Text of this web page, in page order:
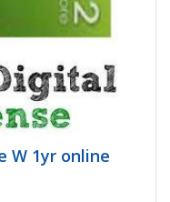
W 1yr online